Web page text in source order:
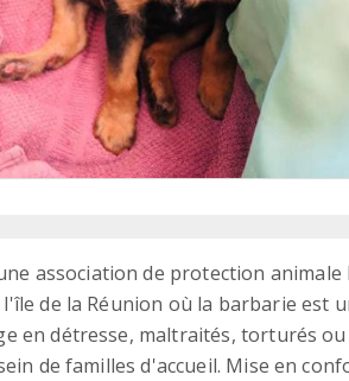
association de protection
de la Réunion où la barbarie est
en détresse, maltraités, torturés
de familles d'accueil. Mise en